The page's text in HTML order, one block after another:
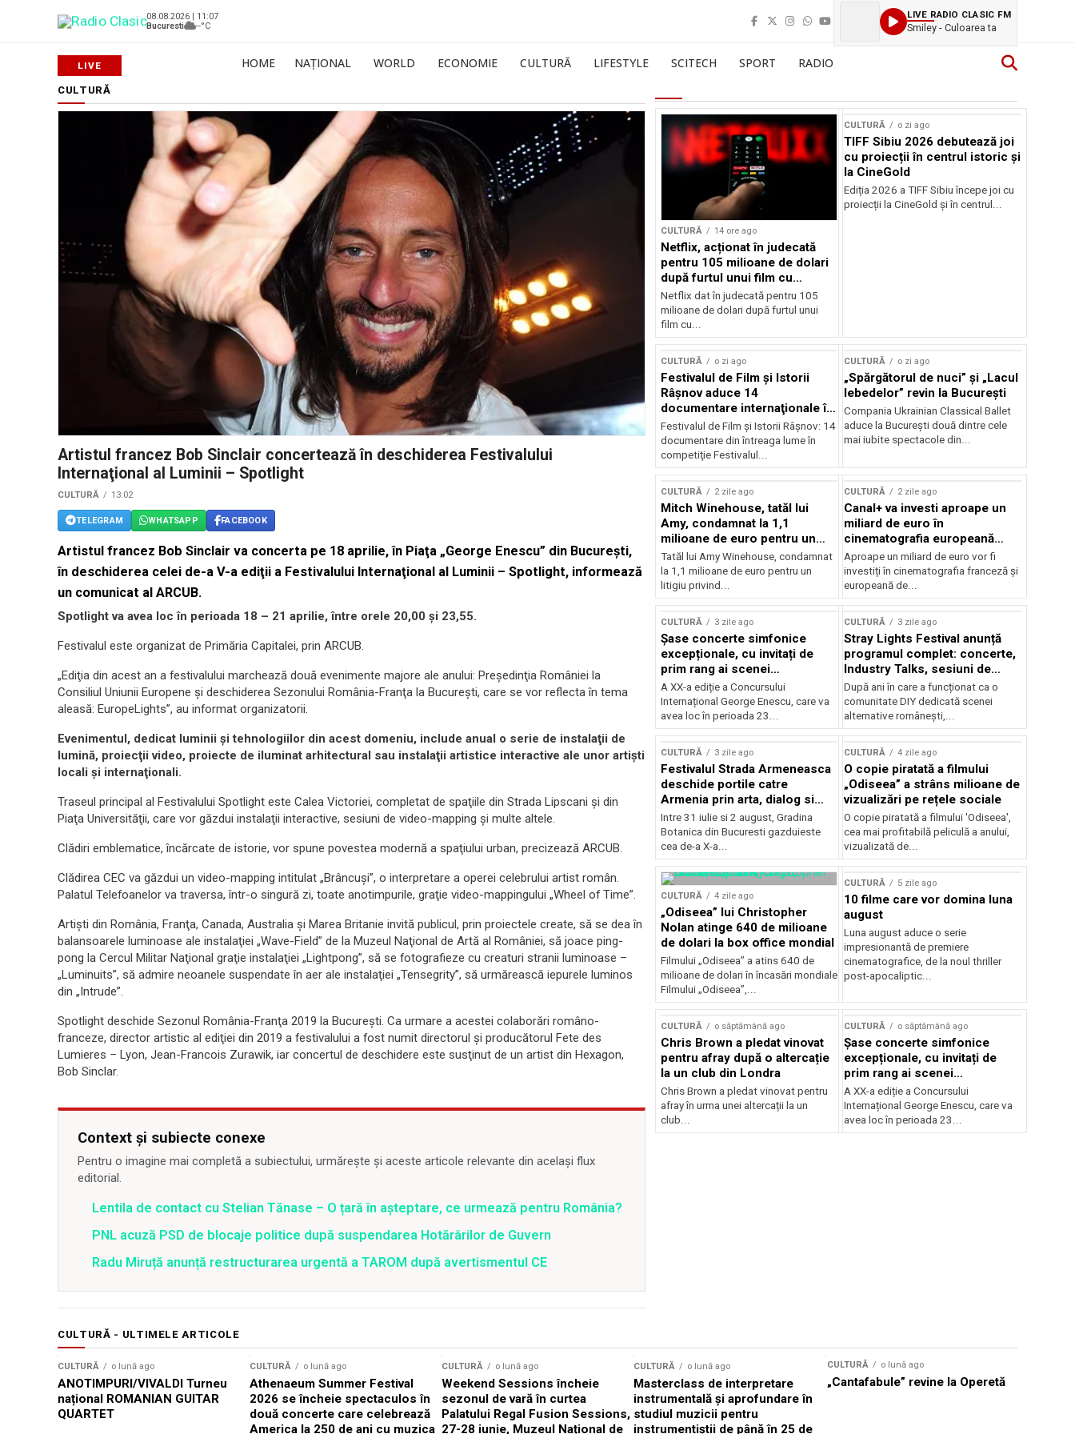
08.08.2026 | 11:07
Bucuresti
--°C
LIVE RADIO CLASIC FM
Smiley - Culoarea ta
HOME NAȚIONAL WORLD ECONOMIE CULTURĂ LIFESTYLE SCITECH SPORT RADIO
CULTURĂ
Artistul francez Bob Sinclair concertează în deschiderea Festivalului
Internaţional al Luminii – Spotlight
CULTURĂ 13:02
TELEGRAM WHATSAPP FACEBOOK
Artistul francez Bob Sinclair va concerta pe 18 aprilie, în Piaţa „George Enescu” din Bucureşti,
în deschiderea celei de-a V-a ediţii a Festivalului Internaţional al Luminii – Spotlight, informează
un comunicat al ARCUB.
Spotlight va avea loc în perioada 18 – 21 aprilie, între orele 20,00 şi 23,55.
Festivalul este organizat de Primăria Capitalei, prin ARCUB.
„Ediţia din acest an a festivalului marchează două evenimente majore ale anului: Preşedinţia României la
Consiliul Uniunii Europene şi deschiderea Sezonului România-Franţa la Bucureşti, care se vor reflecta în tema
aleasă: EuropeLights”, au informat organizatorii.
Evenimentul, dedicat luminii şi tehnologiilor din acest domeniu, include anual o serie de instalaţii de
lumină, proiecţii video, proiecte de iluminat arhitectural sau instalaţii artistice interactive ale unor artişti
locali şi internaţionali.
Traseul principal al Festivalului Spotlight este Calea Victoriei, completat de spaţiile din Strada Lipscani şi din
Piaţa Universităţii, care vor găzdui instalaţii interactive, sesiuni de video-mapping şi multe altele.
Clădiri emblematice, încărcate de istorie, vor spune povestea modernă a spaţiului urban, precizează ARCUB.
Clădirea CEC va găzdui un video-mapping intitulat „Brâncuşi”, o interpretare a operei celebrului artist român.
Palatul Telefoanelor va traversa, într-o singură zi, toate anotimpurile, graţie video-mappingului „Wheel of Time”.
Artişti din România, Franţa, Canada, Australia şi Marea Britanie invită publicul, prin proiectele create, să se dea în
balansoarele luminoase ale instalaţiei „Wave-Field” de la Muzeul Naţional de Artă al României, să joace ping-
pong la Cercul Militar Naţional graţie instalaţiei „Lightpong”, să se fotografieze cu creaturi stranii luminoase –
„Luminuits”, să admire neoanele suspendate în aer ale instalaţiei „Tensegrity”, să urmărească iepurele luminos
din „Intrude”.
Spotlight deschide Sezonul România-Franţa 2019 la Bucureşti. Ca urmare a acestei colaborări româno-
franceze, director artistic al ediţiei din 2019 a festivalului a fost numit directorul şi producătorul Fete des
Lumieres – Lyon, Jean-Francois Zurawik, iar concertul de deschidere este susţinut de un artist din Hexagon,
Bob Sinclar.
Context și subiecte conexe
Pentru o imagine mai completă a subiectului, urmărește și aceste articole relevante din același flux
editorial.
Lentila de contact cu Stelian Tănase – O țară în așteptare, ce urmează pentru România?
PNL acuză PSD de blocaje politice după suspendarea Hotărârilor de Guvern
Radu Miruță anunță restructurarea urgentă a TAROM după avertismentul CE
CULTURĂ 14 ore ago
Netflix, acționat în judecată
pentru 105 milioane de dolari
după furtul unui film cu
Nicolas Cage
Netflix dat în judecată pentru 105
milioane de dolari după furtul unui
film cu...
CULTURĂ o zi ago
TIFF Sibiu 2026 debutează joi
cu proiecții în centrul istoric și
la CineGold
Ediția 2026 a TIFF Sibiu începe joi cu
proiecții la CineGold și în centrul...
CULTURĂ o zi ago
Festivalul de Film şi Istorii
Râşnov aduce 14
documentare internaţionale în
premieră
Festivalul de Film şi Istorii Râşnov: 14
documentare din întreaga lume în
competiţie Festivalul...
CULTURĂ o zi ago
„Spărgătorul de nuci” și „Lacul
lebedelor” revin la București
Compania Ukrainian Classical Ballet
aduce la București două dintre cele
mai iubite spectacole din...
CULTURĂ 2 zile ago
Mitch Winehouse, tatăl lui
Amy, condamnat la 1,1
milioane de euro pentru un
litigiu pierdut
Tatăl lui Amy Winehouse, condamnat
la 1,1 milioane de euro pentru un
litigiu privind...
CULTURĂ 2 zile ago
Canal+ va investi aproape un
miliard de euro în
cinematografia europeană
până în 2032
Aproape un miliard de euro vor fi
investiți în cinematografia franceză și
europeană de...
CULTURĂ 3 zile ago
Șase concerte simfonice
excepționale, cu invitați de
prim rang ai scenei
internaționale și ansambluri
orchestrale românești de
prestigiu, în programul
Concursului Enescu 2026
A XX-a ediție a Concursului
Internațional George Enescu, care va
avea loc în perioada 23...
CULTURĂ 3 zile ago
Stray Lights Festival anunță
programul complet: concerte,
Industry Talks, sesiuni de
audiție și noi opțiuni de
participare pentru public
După ani în care a funcționat ca o
comunitate DIY dedicată scenei
alternative românești,...
CULTURĂ 3 zile ago
Festivalul Strada Armeneasca
deschide portile catre
Armenia prin arta, dialog si
patrimoniu, intre 31 iulie si 2
august, la Gradina Botanica din
Bucuresti
Intre 31 iulie si 2 august, Gradina
Botanica din Bucuresti gazduieste
cea de-a X-a...
CULTURĂ 4 zile ago
O copie piratată a filmului
„Odiseea” a strâns milioane de
vizualizări pe rețele sociale
O copie piratată a filmului 'Odiseea',
cea mai profitabilă peliculă a anului,
vizualizată de...
CULTURĂ 4 zile ago
„Odiseea” lui Christopher
Nolan atinge 640 de milioane
de dolari la box office mondial
Filmului „Odiseea” a atins 640 de
milioane de dolari în încasări mondiale
Filmului „Odiseea”,...
CULTURĂ 5 zile ago
10 filme care vor domina luna
august
Luna august aduce o serie
impresionantă de premiere
cinematografice, de la noul thriller
post-apocaliptic...
CULTURĂ o săptămână ago
Chris Brown a pledat vinovat
pentru afray după o altercație
la un club din Londra
Chris Brown a pledat vinovat pentru
afray în urma unei altercații la un
club...
CULTURĂ o săptămână ago
Șase concerte simfonice
excepționale, cu invitați de
prim rang ai scenei
internaționale și ansambluri
orchestrale românești de
prestigiu, în programul
Concursului Enescu 2026
A XX-a ediție a Concursului
Internațional George Enescu, care va
avea loc în perioada 23...
CULTURĂ - ULTIMELE ARTICOLE
CULTURĂ o lună ago
ANOTIMPURI/VIVALDI Turneu
național ROMANIAN GUITAR
QUARTET
CULTURĂ o lună ago
Athenaeum Summer Festival
2026 se încheie spectaculos în
două concerte care celebrează
America la 250 de ani cu muzica
CULTURĂ o lună ago
Weekend Sessions încheie
sezonul de vară în curtea
Palatului Regal Fusion Sessions,
27-28 iunie, Muzeul Național de
CULTURĂ o lună ago
Masterclass de interpretare
instrumentală și aprofundare în
studiul muzicii pentru
instrumentiștii de până în 25 de
CULTURĂ o lună ago
„Cantafabule” revine la Operetă